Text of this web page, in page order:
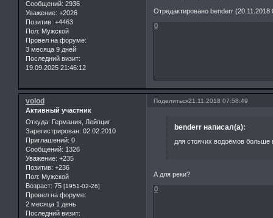
Сообщений: 2936
Уважение: +2026
Позитив: +4463
Пол: Мужской
Провел на форуме:
3 месяца 9 дней
Последний визит:
19.09.2025 21:46:12
Отредактировано benderr (20.11.2018
0
Поделиться21.11.2018 07:58:49
volod
Активный участник
Откуда: Германия, Лейпциг
Зарегистрирован: 02.02.2010
Приглашений: 0
Сообщений: 1326
Уважение: +235
Позитив: +236
Пол: Мужской
Возраст: 75 [1951-02-26]
Провел на форуме:
2 месяца 1 день
Последний визит:
benderr написал(а):
для стоячих водоёмов больше
А для реки?
0